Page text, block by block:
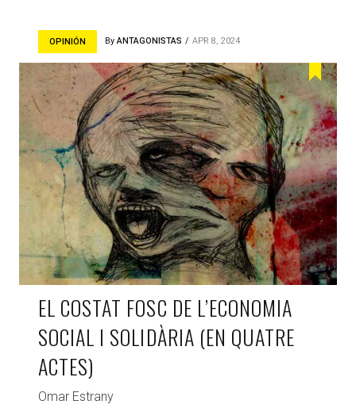
OPINIÓN ByANTAGONISTAS APR 8, 2024
EL COSTAT FOSC DE L’ECONOMIA
SOCIAL I SOLIDÀRIA (EN QUATRE
ACTES)
Omar Estrany